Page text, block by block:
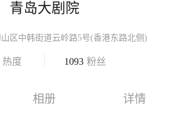
青岛大剧院
区中韩街道云岭路5号(香港东路北侧)
热度 1093 粉丝
相册 详情